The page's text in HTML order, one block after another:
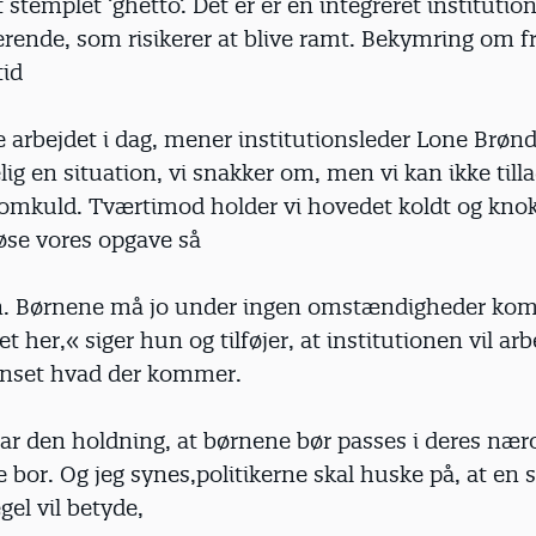
som risikerer at blive ramt. Bekymring om
arbejdet i dag, mener institutionsleder Lone
en situation, vi snakker om, men vi kan ikke
Tværtimod holder vi hovedet koldt og
vores opgave så
Børnene må jo under ingen omstændigheder
her,« siger hun og tilføjer, at institutionen vil
hvad der kommer.
den holdning, at børnene bør passes i deres
bor. Og jeg synes,politikerne skal huske på, at en
vil betyde,